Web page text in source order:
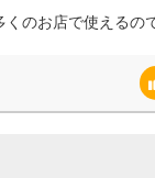
のお店で使えるの